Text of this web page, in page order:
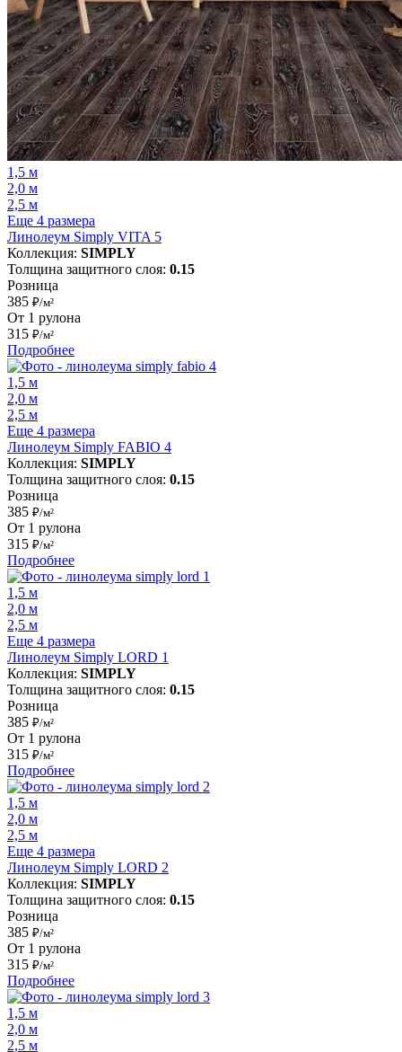
1,5 м
2,0 м
2,5 м
Еще 4 размера
Линолеум Simply VITA 5
Коллекция: SIMPLY
Толщина защитного слоя: 0.15
Розница
385 ₽/м²
От 1 рулона
315 ₽/м²
Подробнее
1,5 м
2,0 м
2,5 м
Еще 4 размера
Линолеум Simply FABIO 4
Коллекция: SIMPLY
Толщина защитного слоя: 0.15
Розница
385 ₽/м²
От 1 рулона
315 ₽/м²
Подробнее
1,5 м
2,0 м
2,5 м
Еще 4 размера
Линолеум Simply LORD 1
Коллекция: SIMPLY
Толщина защитного слоя: 0.15
Розница
385 ₽/м²
От 1 рулона
315 ₽/м²
Подробнее
1,5 м
2,0 м
2,5 м
Еще 4 размера
Линолеум Simply LORD 2
Коллекция: SIMPLY
Толщина защитного слоя: 0.15
Розница
385 ₽/м²
От 1 рулона
315 ₽/м²
Подробнее
1,5 м
2,0 м
2,5 м